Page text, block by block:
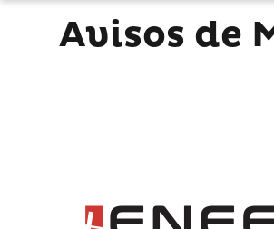
Avisos de